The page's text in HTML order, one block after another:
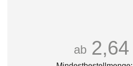
ab